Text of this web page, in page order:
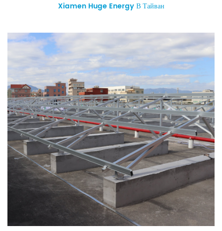
Xiamen Huge Energy В Тайван